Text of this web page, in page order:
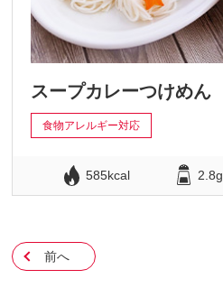
スープカレーつけめん
食物アレルギー対応
585kcal 2.8g
前へ